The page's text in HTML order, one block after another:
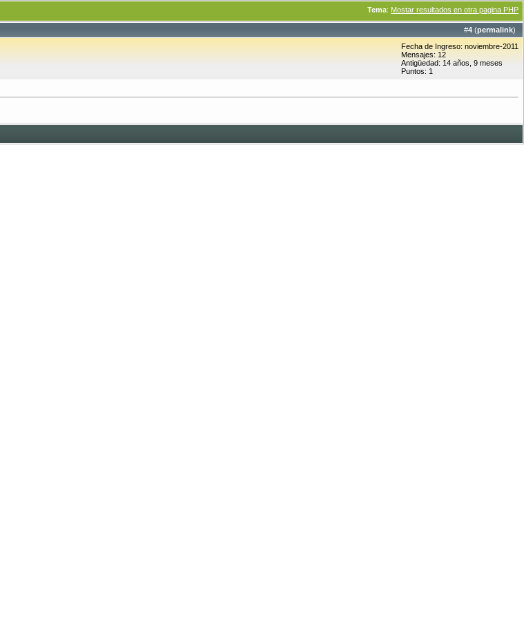
Tema: Mostar resultados en otra pagina PHP
#4 (permalink)
Fecha de Ingreso: noviembre-2011
Mensajes: 12
Antigüedad: 14 años, 9 meses
Puntos: 1